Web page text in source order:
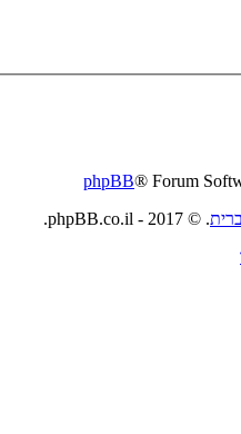
phpBB® Forum
. © 2017 - phpBB.co.il.